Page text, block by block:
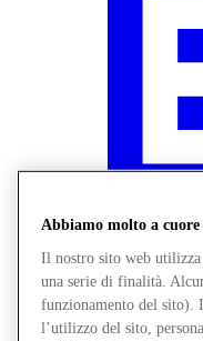
Novità
Abbiamo molto a
Il nostro sito web
una serie di finalità.
funzionamento del sito).
l’utilizzo del sito,